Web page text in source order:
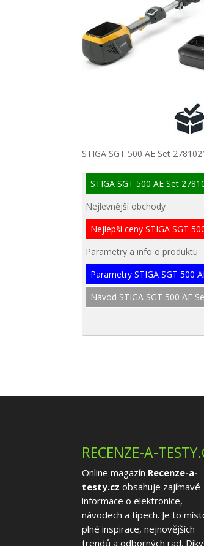
STIGA SGT 500 AE Set
STIGA SGT 500 AE Set
Nejlevnější obchody
Nejlepší ceny STIGA SGT
Parametry a info o produktu
Parametry STIGA SGT 500
Návod STIGA SGT 500 AE
RECENZE-A-
Online magazín Recenze-a-
testy.cz obsahuje zajímavé
informace o elektronice,
návodech a tipech. Je to
plné inspirace, nejnovějších
trendů a odborných rad. Díky